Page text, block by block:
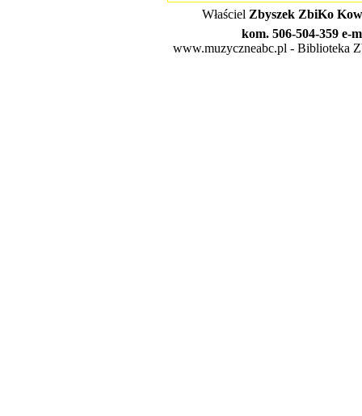
Właściel Zbyszek ZbiKo
kom. 506-504-359 e-
www.muzyczneabc.pl - Biblioteka